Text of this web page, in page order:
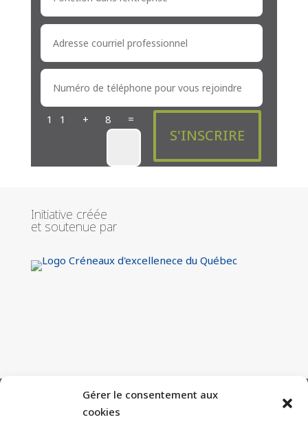
Gérer le consentement aux
cookies
11 + 8 =
S'INSCRIRE
Initiative créée
et soutenue par